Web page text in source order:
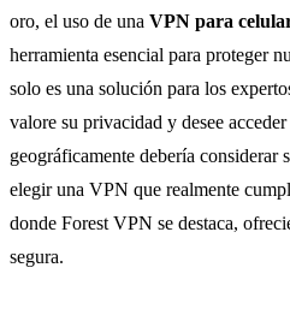
oro, el uso de una VPN para
herramienta esencial para proteger
solo es una solución para los
valore su privacidad y desee
geográficamente debería considerar
elegir una VPN que realmente
donde Forest VPN se destaca,
segura.